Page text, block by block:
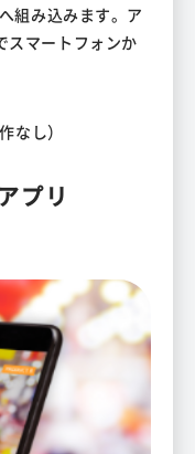
組み込みます。ア
スマートフォンか
なし）
プリ